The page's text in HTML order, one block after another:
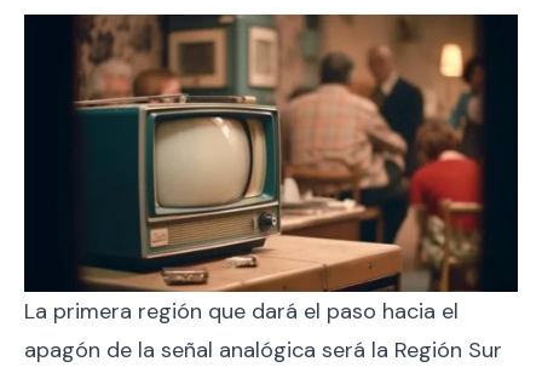
La primera región que dará el paso hacia el
apagón de la señal analógica será la Región Sur